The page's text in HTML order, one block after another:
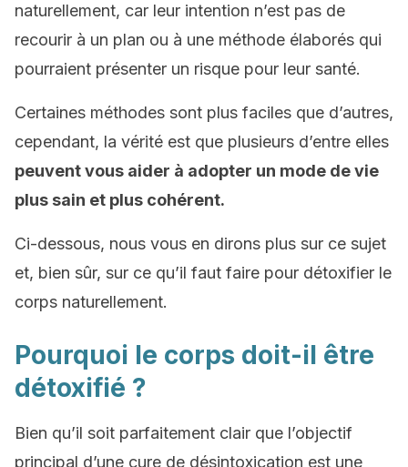
naturellement, car leur intention n’est pas de
recourir à un plan ou à une méthode élaborés qui
pourraient présenter un risque pour leur santé.
Certaines méthodes sont plus faciles que d’autres,
cependant, la vérité est que plusieurs d’entre elles
peuvent vous aider à adopter un mode de vie
plus sain et plus cohérent.
Ci-dessous, nous vous en dirons plus sur ce sujet
et, bien sûr, sur ce qu’il faut faire pour détoxifier le
corps naturellement.
Pourquoi le corps doit-il être
détoxifié ?
Bien qu’il soit parfaitement clair que l’objectif
principal d’une cure de désintoxication est une